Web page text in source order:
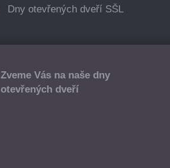
Dny otevřených dveří SŠL
Zveme Vás na naše dny
otevřených dveří